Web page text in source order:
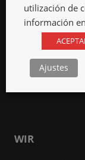
WIR
utilización de
información
Ajustes